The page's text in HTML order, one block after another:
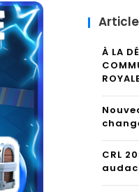
À LA
CRL